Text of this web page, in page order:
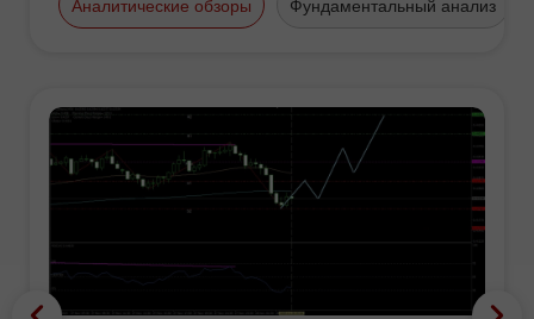
Аналитические обзоры Фундаментальный анализ